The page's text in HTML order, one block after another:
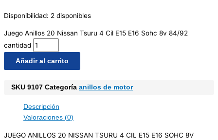
Disponibilidad: 2 disponibles
Juego Anillos 20 Nissan Tsuru 4 Cil E15 E16 Sohc 8v 84/92
cantidad
Añadir al carrito
SKU 9107 Categoría anillos de motor
Descripción
Valoraciones (0)
JUEGO ANILLOS 20 NISSAN TSURU 4 CIL E15 E16 SOHC 8V